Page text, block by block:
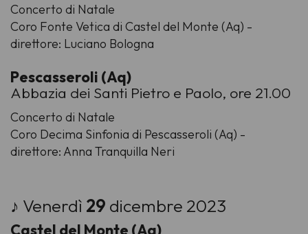
Concerto di Natale
Coro Fonte Vetica di Castel del Monte (Aq) -
direttore: Luciano Bologna
Pescasseroli (Aq)
Abbazia dei Santi Pietro e Paolo, ore 21.00
Concerto di Natale
Coro Decima Sinfonia di Pescasseroli (Aq) -
direttore: Anna Tranquilla Neri
♪ Venerdì 29 dicembre 2023
Castel del Monte (Aq)